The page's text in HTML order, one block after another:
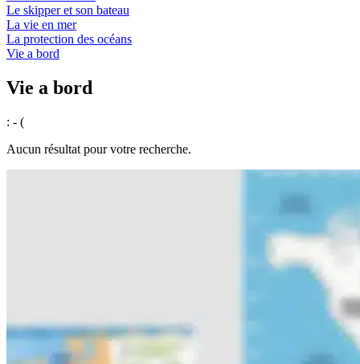
Le skipper et son bateau
La vie en mer
La protection des océans
Vie a bord
Vie a bord
: - (
Aucun résultat pour votre recherche.